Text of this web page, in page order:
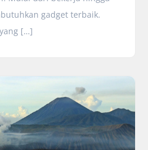
gadget terbaik.
[…]